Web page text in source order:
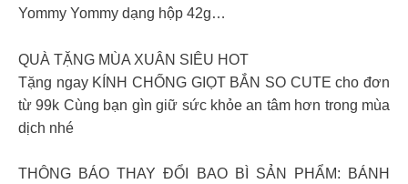
Yommy Yommy dạng hộp 42g…
QUÀ TẶNG MÙA XUÂN SIÊU HOT
Tặng ngay KÍNH CHỐNG GIỌT BẮN SO CUTE cho đơn
từ 99k Cùng bạn gìn giữ sức khỏe an tâm hơn trong mùa
dịch nhé
THÔNG BÁO THAY ĐỔI BAO BÌ SẢN PHẨM: BÁNH